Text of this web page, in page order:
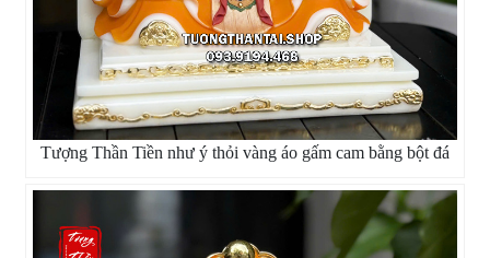
Tượng Thần Tiền như ý thỏi vàng áo gấm cam bằng bột đá